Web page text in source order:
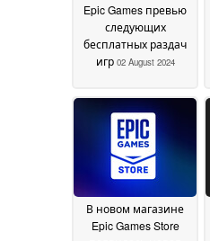
Epic Games превью
следующих
бесплатных раздач
игр 02 August 2024
В новом магазине
Epic Games Store